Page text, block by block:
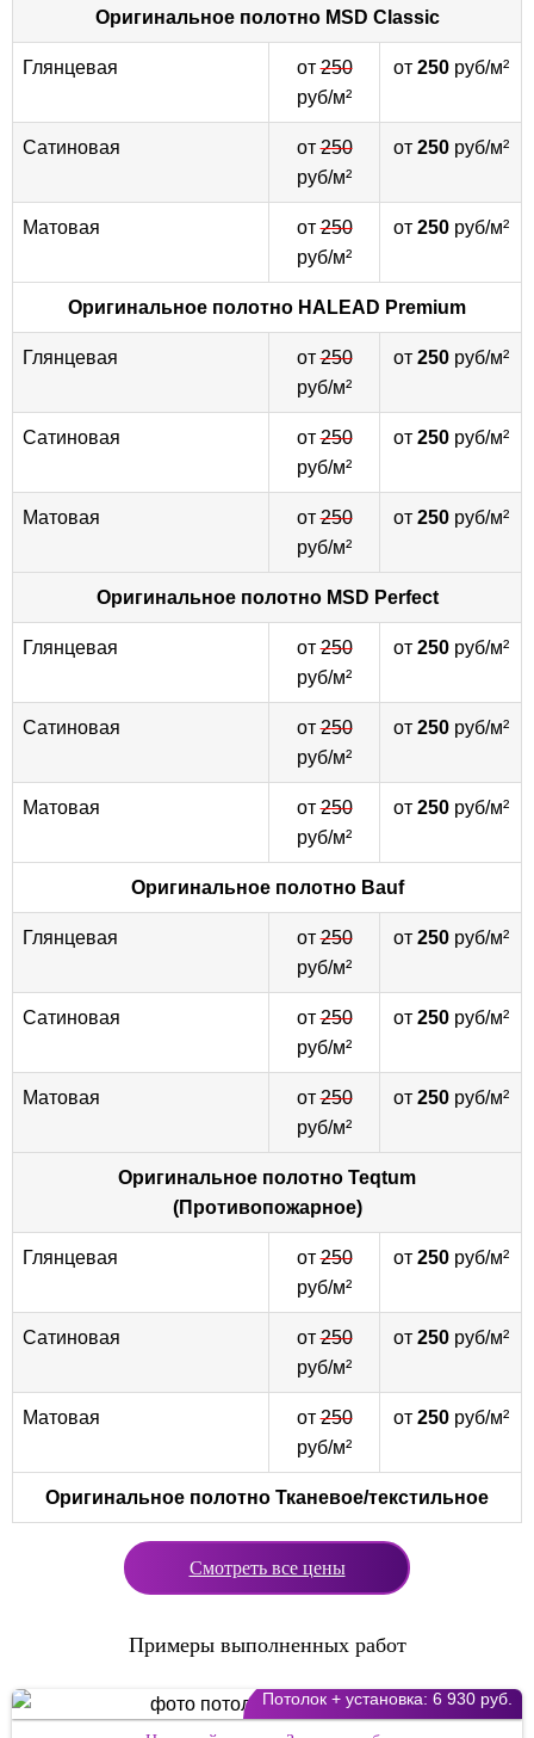
Оригинальное полотно MSD Classic
Глянцевая от250
руб/м²
от 250руб/м²
Сатиновая от250
руб/м²
от 250руб/м²
Матовая от250
руб/м²
от 250руб/м²
Оригинальное полотно HALEAD Premium
Глянцевая от250
руб/м²
от 250руб/м²
Сатиновая от250
руб/м²
от 250руб/м²
Матовая от250
руб/м²
от 250руб/м²
Оригинальное полотно MSD Perfect
Глянцевая от250
руб/м²
от 250руб/м²
Сатиновая от250
руб/м²
от 250руб/м²
Матовая от250
руб/м²
от 250руб/м²
Оригинальное полотно Bauf
Глянцевая от250
руб/м²
от 250руб/м²
Сатиновая от250
руб/м²
от 250руб/м²
Матовая от250
руб/м²
от 250руб/м²
Оригинальное полотно Teqtum
(Противопожарное)
Глянцевая от250
руб/м²
от 250руб/м²
Сатиновая от250
руб/м²
от 250руб/м²
Матовая от250
руб/м²
от 250руб/м²
Оригинальное полотно Тканевое/текстильное
Смотреть все цены
Примеры выполненных работ
Потолок + установка: 6 930 руб.